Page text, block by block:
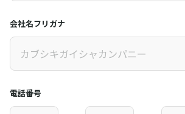
会社名フリガナ
電話番号